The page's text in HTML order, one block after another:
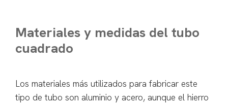
Materiales y medidas del tubo
cuadrado
Los materiales más utilizados para fabricar este
tipo de tubo son aluminio y acero, aunque el hierro